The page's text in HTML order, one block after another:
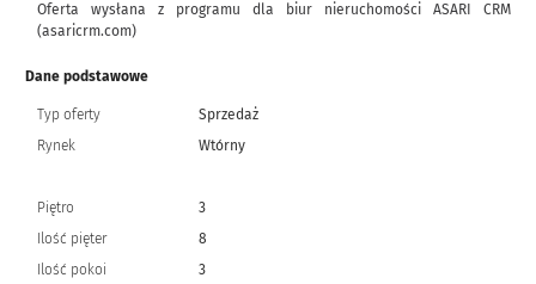
Oferta wysłana z programu dla biur nieruchomości ASARI CRM
(asaricrm.com)
Dane podstawowe
Typ oferty
Sprzedaż
Rynek
Wtórny
Piętro
3
Ilość pięter
8
Ilość pokoi
3